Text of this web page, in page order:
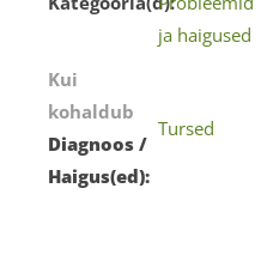
ja haigused
Kui
kohaldub
Diagnoos /
Haigus(ed):
Tursed